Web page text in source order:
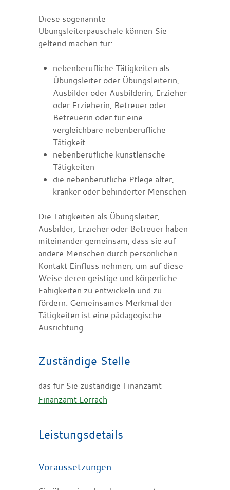
Diese sogenannte
Übungsleiterpauschale können Sie
geltend machen für:
nebenberufliche Tätigkeiten als
Übungsleiter oder Übungsleiterin,
Ausbilder oder Ausbilderin, Erzieher
oder Erzieherin, Betreuer oder
Betreuerin oder für eine
vergleichbare nebenberufliche
Tätigkeit
nebenberufliche künstlerische
Tätigkeiten
die nebenberufliche Pflege alter,
kranker oder behinderter Menschen
Die Tätigkeiten als Übungsleiter,
Ausbilder, Erzieher oder Betreuer haben
miteinander gemeinsam, dass sie auf
andere Menschen durch persönlichen
Kontakt Einfluss nehmen, um auf diese
Weise deren geistige und körperliche
Fähigkeiten zu entwickeln und zu
fördern. Gemeinsames Merkmal der
Tätigkeiten ist eine pädagogische
Ausrichtung.
Zuständige Stelle
das für Sie zuständige Finanzamt
Finanzamt Lörrach
Leistungsdetails
Voraussetzungen